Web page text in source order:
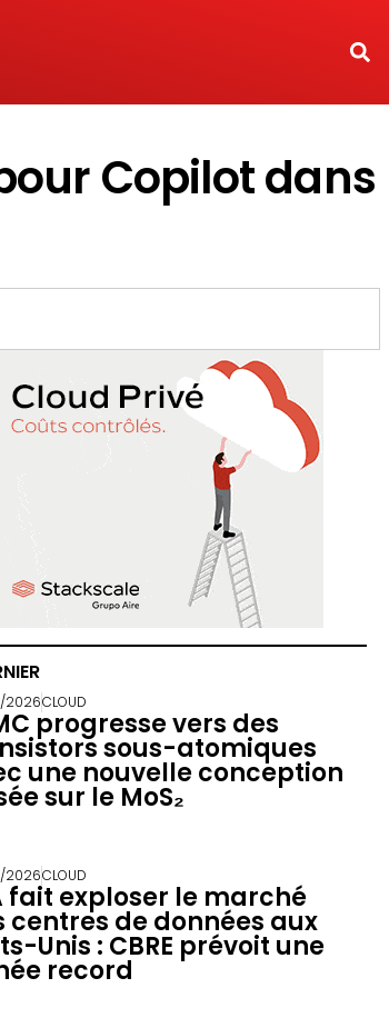
Copilot dans
2026CLOUD
progresse vers des
sous-atomiques
une nouvelle conception
sur le MoS₂
2026CLOUD
fait exploser le marché
centres de données aux
Unis : CBRE prévoit une
record